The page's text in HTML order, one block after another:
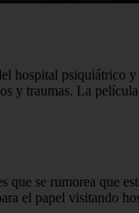
hospital psiquiátrico
y traumas. La
se rumorea que
el papel visitando